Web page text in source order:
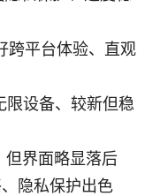
跨平台体验、直观
设备、较新但稳
但界面略显落后
隐私保护出色